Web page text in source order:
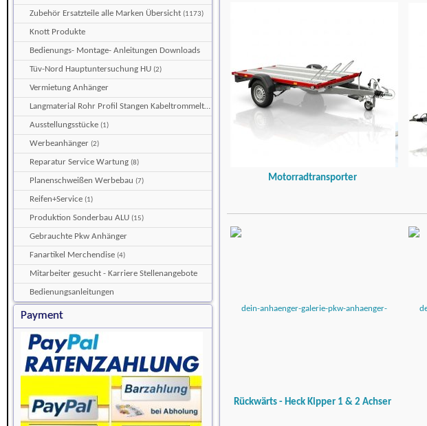
Zubehör Ersatzteile alle Marken Übersicht (1173)
Knott Produkte
Bedienungs- Montage- Anleitungen Downloads
Tüv-Nord Hauptuntersuchung HU (2)
Vermietung Anhänger
Langmaterial Rohr Profil Stangen Kabeltrommeltransporter (5)
Ausstellungsstücke (1)
Werbeanhänger (2)
Reparatur Service Wartung (8)
Planenschweißen Werbebau (7)
Reifen+Service (1)
Produktion Sonderbau ALU (15)
Gebrauchte Pkw Anhänger
Fanartikel Merchendise (4)
Mitarbeiter gesucht - Karriere Stellenangebote
Bedienungsanleitungen
Payment
Motorradtransporter
Rückwärts - Heck Kipper 1 & 2 Achser